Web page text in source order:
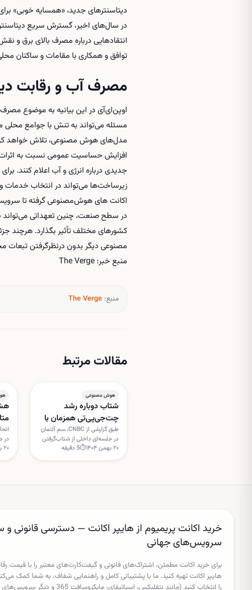
دیتاسنترهای جدید، «همسایه خوبی»
انتقادهایی درباره مصرف بالای برق و
توافق و همکاری با مقامات و ساکنان
مصرف آب و رقابت
اوپن‌ای‌آی در این بیانیه به موضوع
مسئله می‌تواند به تنش با جوامع محلی
مدل‌های هوش مصنوعی، تلاش خواهد کرد
افزایش حساسیت عمومی نسبت به
جدیدی درباره انرژی و آب اعلام کنند.
زیرساخت‌ها می‌تواند در انتخاب خدمات و
اکانت های هوش‌مصنوعیگرفته تا
در سطح صنعت، چنین تعهداتی می‌تواند
کشورهای مختلف تأثیر بگذارد. هرچند
مصنوعی دیگر بدون درنظرگرفتن تبعات
منبع خبر: The Verge
منبع: The Verge
مقالات مرتبط
هوش مصنوعی
شتاب دوباره رشد
چت‌جی‌پی‌تی همزمان با
دور جدید سرمایه‌گذاری
اوپن‌ای‌آی
طبق گزارشی از CNBC، سم آلتمان
در جلسه‌ای داخلی از شتاب‌گرفتن
دوباره رشد چت‌جی‌پی‌تی سخن
۲۰ بهمن ۱۴۰۴ ⏱
5 دقیقه
در
۲۰ بهمن ۱۴۰۴
خرید اکانت پریمیوم از هایپر اکانت — دسترسی قانونی و
سرویس‌های جهانی
برای خرید اکانت مطمئن، اشتراک‌های قانونی و گیفت‌کارت‌های معتبر را با قیمت
هایپر اکانت تهیه کنید. ما با پشتیبانی کامل و راهنمایی شفاف، به شما کمک
را انتخاب کنید (مانند نتفلیکس، اسپاتیفای،